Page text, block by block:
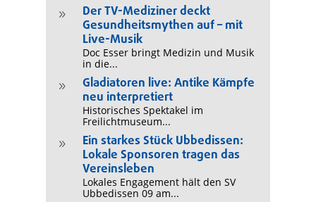
9
Der TV-Mediziner deckt
Gesundheitsmythen auf – mit
Live-Musik
Doc Esser bringt Medizin und Musik
in die...
9
Gladiatoren live: Antike Kämpfe
neu interpretiert
Historisches Spektakel im
Freilichtmuseum...
9
Ein starkes Stück Ubbedissen:
Lokale Sponsoren tragen das
Vereinsleben
Lokales Engagement hält den SV
Ubbedissen 09 am...